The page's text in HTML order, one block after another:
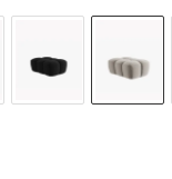
zaoblone